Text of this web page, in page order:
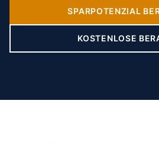
SPARPOTENZIAL
KOSTENLOSE